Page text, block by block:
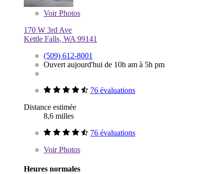
VoirPhotos
170 W 3rd Ave
Kettle Falls, WA 99141
(509) 612-8001
Ouvert aujourd'hui de 10h am à 5h pm
76 évaluations
Distance estimée
8,6 milles
76 évaluations
VoirPhotos
Heures normales